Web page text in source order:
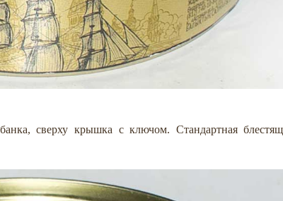
сверху крышка с ключом. Стандартная